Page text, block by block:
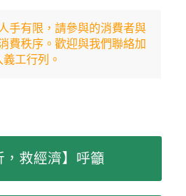
手有限，請參與的消費者與
費秩序。歡迎與我們聯絡加
義工行列。
，救經濟】呼籲